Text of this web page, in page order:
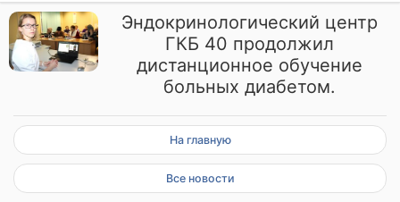
Эндокринологический центр
ГКБ 40 продолжил
дистанционное обучение
больных диабетом.
На главную
Все новости